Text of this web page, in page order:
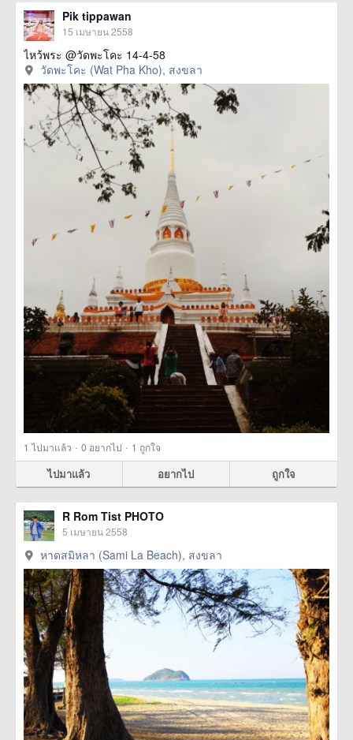
Pik tippawan
15 เมษายน 2558
ไหว้พระ @วัดพะโคะ 14-4-58
วัดพะโคะ (Wat Pha Kho), สงขลา
1 ไปมาแล้ว · 0 อยากไป · 1 ถูกใจ
ไปมาแล้ว อยากไป ถูกใจ
R Rom Tist PHOTO
5 เมษายน 2558
หาดสมิหลา (Sami La Beach), สงขลา